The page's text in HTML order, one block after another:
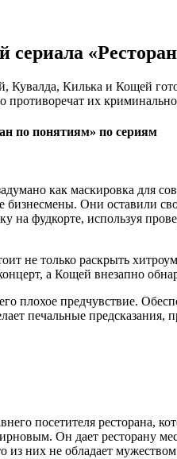
сериала
Кувалда, Килька и Кощей
противоречат их
по понятиям» по сериям
как маскировка
Они оставили
на фудкорте, используя
не только раскрыть
а Кощей внезапно
плохое предчувствие.
печальные
посетителя
Он дает ресторану
них не обладает